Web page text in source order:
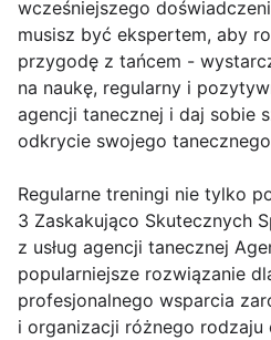
wcześniejszego
musisz być ekspertem, aby
przygodę z tańcem -
na naukę, regularny i
agencji tanecznej i daj sobie
odkrycie swojego tanecznego
Regularne treningi nie tylko
3 Zaskakująco Skutecznych
z usług agencji tanecznej
popularniejsze rozwiązanie
profesjonalnego wsparcia
i organizacji różnego rodzaju